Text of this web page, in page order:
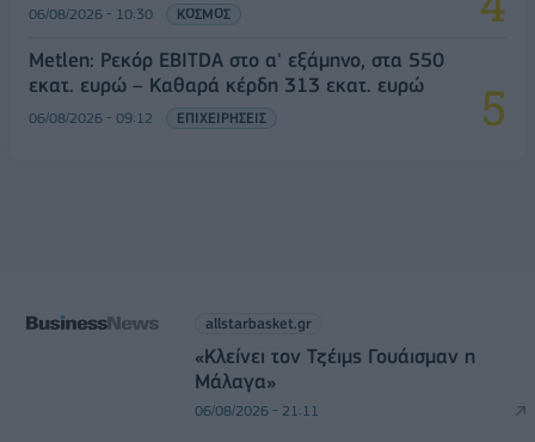
06/08/2026 - 10:30 ΚΟΣΜΟΣ
Metlen: Ρεκόρ EBITDA στο α' εξάμηνο, στα 550
εκατ. ευρώ – Καθαρά κέρδη 313 εκατ. ευρώ
06/08/2026 - 09:12 ΕΠΙΧΕΙΡΗΣΕΙΣ
allstarbasket.gr
«Κλείνει τον Τζέιμς Γουάισμαν η
Μάλαγα»
06/08/2026 - 21:11